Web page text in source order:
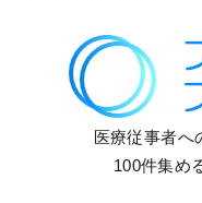
医療従事者へ
100件集め